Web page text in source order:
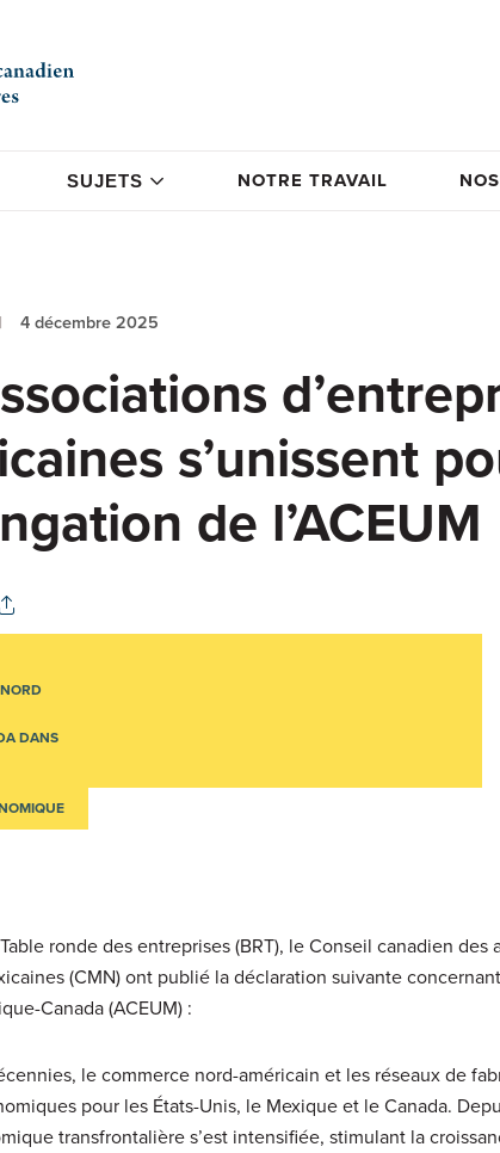
SUJETS NOTRE TRAVAIL
4 décembre 2025
s’unissent
de l’ACEUM
DANS
ronde des entreprises (BRT), le Conseil canadien des
(CMN) ont publié la déclaration suivante
Canada (ACEUM) :
le commerce nord-américain et les réseaux de
pour les États-Unis, le Mexique et le Canada.
transfrontalière s’est intensifiée, stimulant la